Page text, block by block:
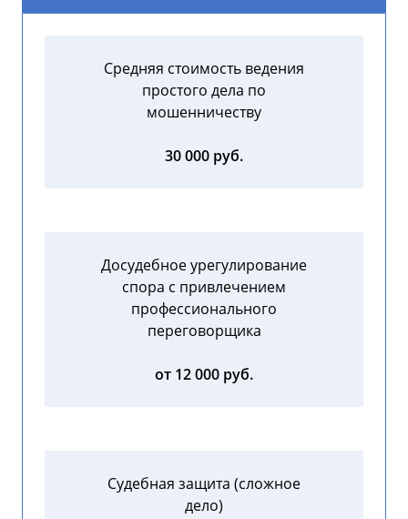
Средняя стоимость ведения
простого дела по
мошенничеству
30 000 руб.
Досудебное урегулирование
спора с привлечением
профессионального
переговорщика
от 12 000 руб.
Судебная защита (сложное
дело)